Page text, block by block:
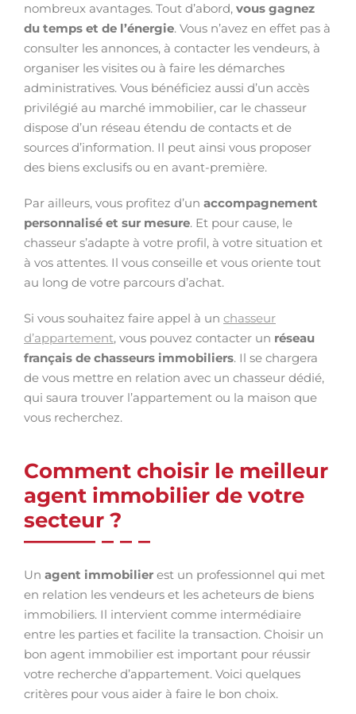
nombreux avantages. Tout d’abord, vous gagnez
du temps et de l’énergie. Vous n’avez en effet pas à
consulter les annonces, à contacter les vendeurs, à
organiser les visites ou à faire les démarches
administratives. Vous bénéficiez aussi d’un accès
privilégié au marché immobilier, car le chasseur
dispose d’un réseau étendu de contacts et de
sources d’information. Il peut ainsi vous proposer
des biens exclusifs ou en avant-première.
Par ailleurs, vous profitez d’un accompagnement
personnalisé et sur mesure. Et pour cause, le
chasseur s’adapte à votre profil, à votre situation et
à vos attentes. Il vous conseille et vous oriente tout
au long de votre parcours d’achat.
Si vous souhaitez faire appel à un chasseur
d’appartement, vous pouvez contacter un réseau
français de chasseurs immobiliers. Il se chargera
de vous mettre en relation avec un chasseur dédié,
qui saura trouver l’appartement ou la maison que
vous recherchez.
Comment choisir le meilleur
agent immobilier de votre
secteur ?
Un agent immobilier est un professionnel qui met
en relation les vendeurs et les acheteurs de biens
immobiliers. Il intervient comme intermédiaire
entre les parties et facilite la transaction. Choisir un
bon agent immobilier est important pour réussir
votre recherche d’appartement. Voici quelques
critères pour vous aider à faire le bon choix.